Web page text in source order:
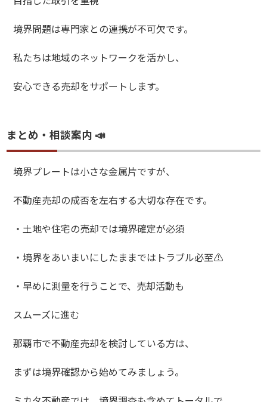
境界問題は専門家との連携が不可欠です。
私たちは地域のネットワークを活かし、
安心できる売却をサポートします。
まとめ・相談案内 📣
境界プレートは小さな金属片ですが、
不動産売却の成否を左右する大切な存在です。
・土地や住宅の売却では境界確定が必須
・境界をあいまいにしたままではトラブル必至⚠️
・早めに測量を行うことで、売却活動も
スムーズに進む
那覇市で不動産売却を検討している方は、
まずは境界確認から始めてみましょう。